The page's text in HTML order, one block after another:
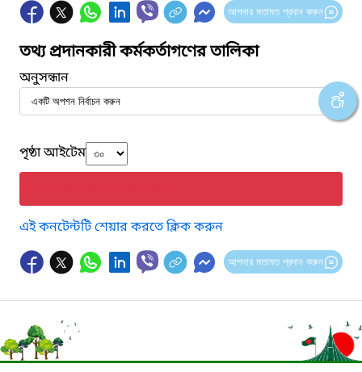
আপনার মতামত প্রদান করুন
তথ্য প্রদানকারী কর্মকর্তাগণের তালিকা
অনুসন্ধান
পৃষ্ঠা আইটেম
এই কনটেন্টটি শেয়ার করতে ক্লিক করুন
আপনার মতামত প্রদান করুন